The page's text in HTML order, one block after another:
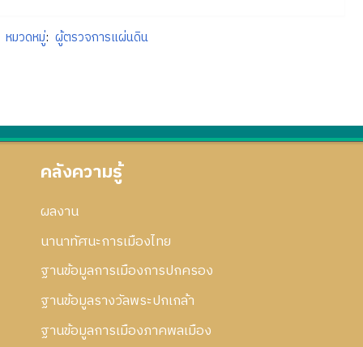
หมวดหมู่: ผู้ตรวจการแผ่นดิน
คลังความรู้
ผลงาน
นานาทัศนะการเมืองไทย
ฐานข้อมูลการเมืองการปกครอง
ฐานข้อมูลรางวัลพระปกเกล้า
ฐานข้อมูลการเมืองภาคพลเมือง